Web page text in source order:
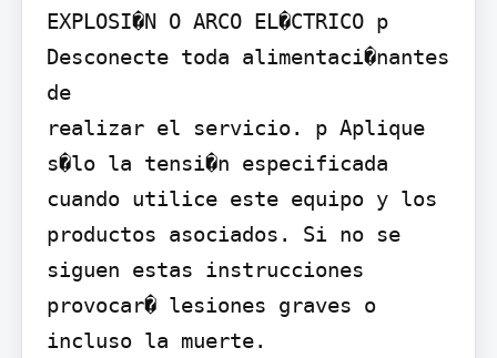
EXPLOSI�N O ARCO EL�CTRICO p
Desconecte toda alimentaci�nantes
de
realizar el servicio. p Aplique
s�lo la tensi�n especificada
cuando utilice este equipo y los
productos asociados. Si no se
siguen estas instrucciones
provocar� lesiones graves o
incluso la muerte.